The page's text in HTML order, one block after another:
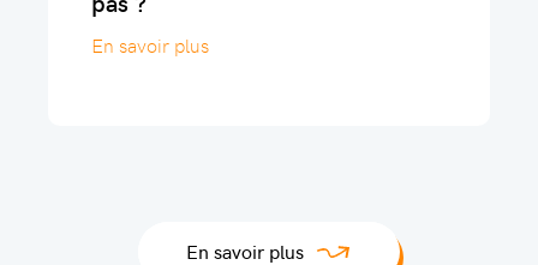
En savoir plus
En savoir plus